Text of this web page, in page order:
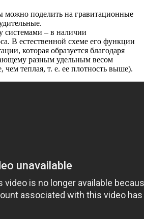
можно поделить на гравитационные
системами – в наличии
В естественной схеме его функции
которая образуется благодаря
разным удельным весом
чем теплая, т. е. ее плотность выше).